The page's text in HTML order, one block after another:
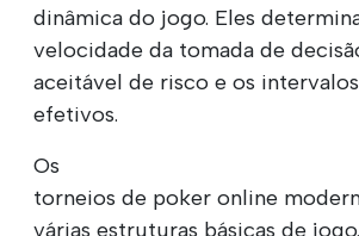
dinâmica do jogo. Eles
velocidade da tomada de
aceitável de risco e os
efetivos.
Os
torneios de poker online
várias estruturas básicas de